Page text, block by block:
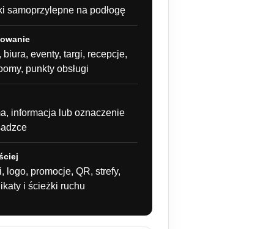
samoprzylepne na podłogę
biura, eventy, targi, recepcje,
punkty obsługi
informacja lub oznaczenie
logo, promocje, QR, strefy,
i ścieżki ruchu